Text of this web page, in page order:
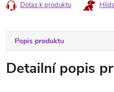
Dotaz k produktu
Popis produktu
Detailní popis